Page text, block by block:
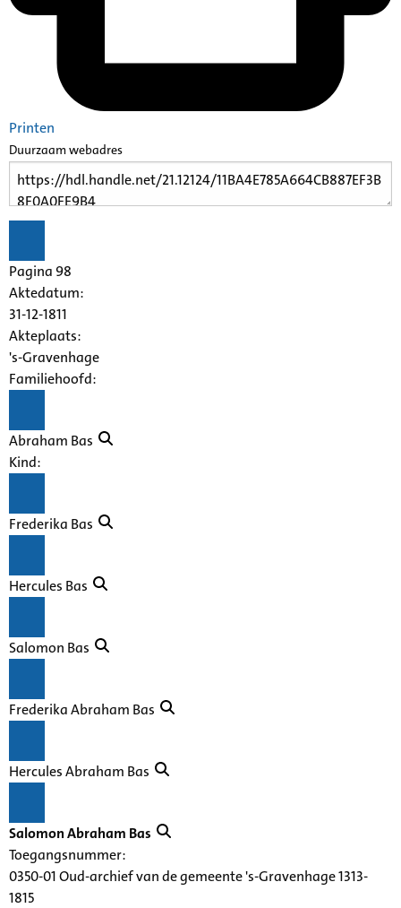
Printen
Duurzaam webadres
Pagina 98
Aktedatum:
31-12-1811
Akteplaats:
's-Gravenhage
Familiehoofd:
Abraham Bas
Kind:
Frederika Bas
Hercules Bas
Salomon Bas
Frederika Abraham Bas
Hercules Abraham Bas
Salomon Abraham Bas
Toegangsnummer:
0350-01 Oud-archief van de gemeente 's-Gravenhage 1313-
1815